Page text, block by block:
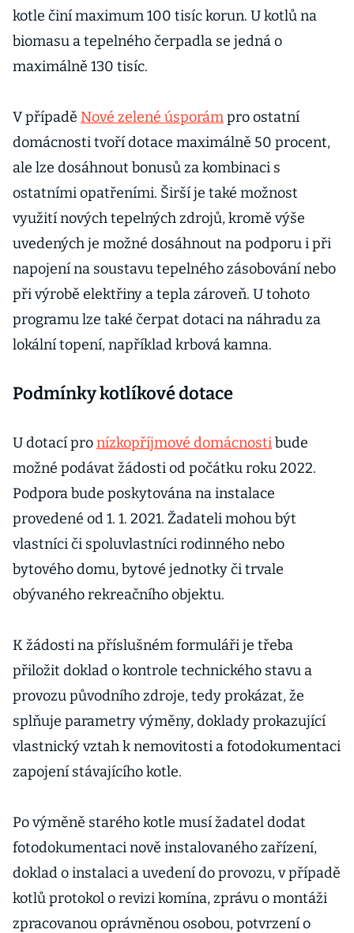
kotle činí maximum 100 tisíc korun. U kotlů na
biomasu a tepelného čerpadla se jedná o
maximálně 130 tisíc.
V případě Nové zelené úsporámpro ostatní
domácnosti tvoří dotace maximálně 50 procent,
ale lze dosáhnout bonusů za kombinaci s
ostatními opatřeními. Širší je také možnost
využití nových tepelných zdrojů, kromě výše
uvedených je možné dosáhnout na podporu i při
napojení na soustavu tepelného zásobování nebo
při výrobě elektřiny a tepla zároveň. U tohoto
programu lze také čerpat dotaci na náhradu za
lokální topení, například krbová kamna.
Podmínky kotlíkové dotace
U dotací pronízkopříjmové domácnostibude
možné podávat žádosti od počátku roku 2022.
Podpora bude poskytována na instalace
provedené od 1. 1. 2021. Žadateli mohou být
vlastníci či spoluvlastníci rodinného nebo
bytového domu, bytové jednotky či trvale
obývaného rekreačního objektu.
K žádosti na příslušném formuláři je třeba
přiložit doklad o kontrole technického stavu a
provozu původního zdroje, tedy prokázat, že
splňuje parametry výměny, doklady prokazující
vlastnický vztah k nemovitosti a fotodokumentaci
zapojení stávajícího kotle.
Po výměně starého kotle musí žadatel dodat
fotodokumentaci nově instalovaného zařízení,
doklad o instalaci a uvedení do provozu, v případě
kotlů protokol o revizi komína, zprávu o montáži
zpracovanou oprávněnou osobou, potvrzení o